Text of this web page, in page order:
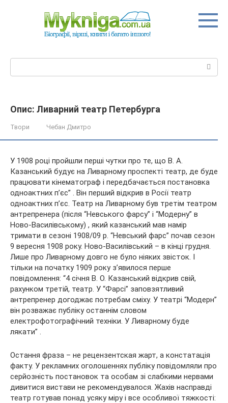
Опис: Ливарний театр Петербурга
Твори Чебан Дмитро
У 1908 році пройшли перші чутки про те, що В. А.
Казанський будує на Ливарному проспекті театр, де буде
працювати кінематограф і передбачається постановка
одноактних п’єс” . Він перший відкрив в Росії театр
одноактних п’єс. Театр на Ливарному був третім театром
антрепренера (після “Невського фарсу” і “Модерну” в
Ново-Василівському) , який казанський мав намір
тримати в сезоні 1908/09 р. “Невський фарс” почав сезон
9 вересня 1908 року. Ново-Василівський – в кінці грудня.
Лише про Ливарному довго не було ніяких звісток. І
тільки на початку 1909 року з’явилося перше
повідомлення: “4 січня В. О. Казанський відкрив свій,
рахунком третій, театр. У “Фарсі” заповзятливий
антрепренер догоджає потребам сміху. У театрі “Модерн”
він розважає публіку останнім словом
електрофотографічний техніки. У Ливарному буде
лякати” .
Остання фраза – не рецензентская жарт, а констатація
факту. У рекламних оголошеннях публіку повідомляли про
серйозність постановок та особам зі слабкими нервами
дивитися вистави не рекомендувалося. Жахів насправді
театр готував понад усяку міру і все особливої тяжкості: